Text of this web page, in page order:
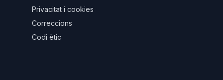
Privacitat i cookies
Correccions
Codi ètic